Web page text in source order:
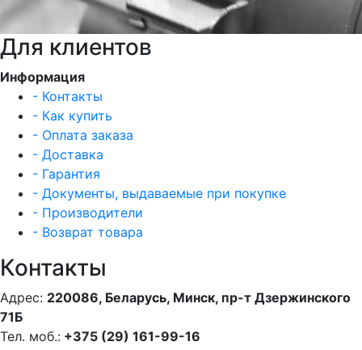
Для клиентов
Информация
- Контакты
- Как купить
- Оплата заказа
- Доставка
- Гарантия
- Документы, выдаваемые при покупке
- Производители
- Возврат товара
Контакты
Адрес: 220086, Беларусь, Минск, пр-т Дзержинского
71Б
Тел. моб.: +375 (29) 161-99-16